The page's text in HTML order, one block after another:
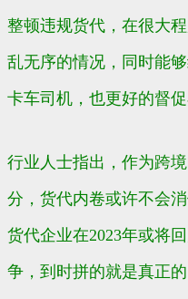
整顿违规货代，在很大
乱无序的情况，同时能
卡车司机，也更好的督
行业人士指出，作为跨
分，货代内卷或许不会
货代企业在2023年或将
争，到时拼的就是真正的